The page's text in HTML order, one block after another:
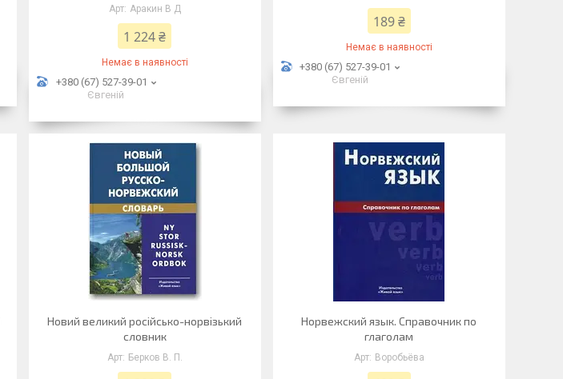
Аракин В Д
1 224 ₴
Немає в наявності
+380 (67) 527-39-01
Євгеній
189 ₴
Немає в наявності
+380 (67) 527-39-01
Євгеній
Новий великий російсько-норвізький
словник
Берков В. П.
Норвежский язык. Справочник по
глаголам
Воробьёва